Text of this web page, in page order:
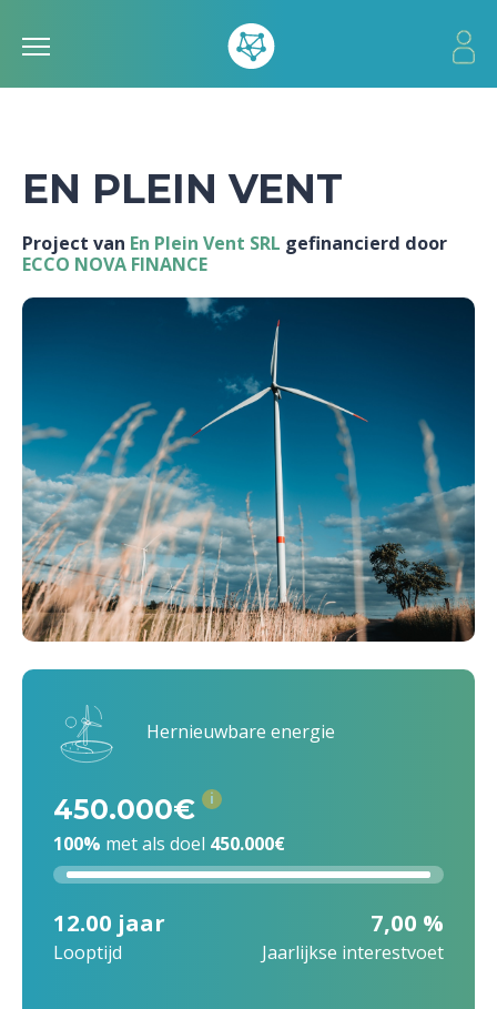
EN PLEIN VENT
Project van En Plein Vent SRL gefinancierd door
ECCO NOVA FINANCE
Hernieuwbare energie
450.000€ i
100% met als doel 450.000€
12.00 jaar
Looptijd
7,00 %
Jaarlijkse interestvoet